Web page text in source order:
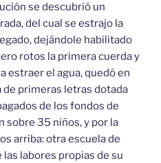
se descubrió un
del cual se estrajo la
dejándole habilitado
rotos la primera cuerda y
estraer el agua, quedó en
de primeras letras dotada
de los fondos de
sobre 35 niños, y por la
arriba: otra escuela de
las labores propias de su